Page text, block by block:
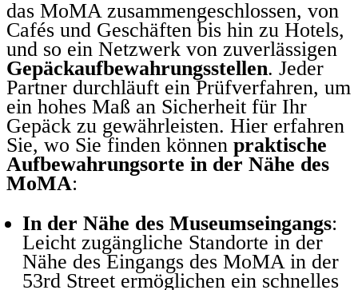
das MoMA zusammengeschlossen, von
Cafés und Geschäften bis hin zu Hotels,
und so ein Netzwerk von zuverlässigen
Gepäckaufbewahrungsstellen. Jeder
Partner durchläuft ein Prüfverfahren, um
ein hohes Maß an Sicherheit für Ihr
Gepäck zu gewährleisten. Hier erfahren
Sie, wo Sie finden können praktische
Aufbewahrungsorte in der Nähe des
MoMA:
In der Nähe des Museumseingangs:
Leicht zugängliche Standorte in der
Nähe des Eingangs des MoMA in der
53rd Street ermöglichen ein schnelles